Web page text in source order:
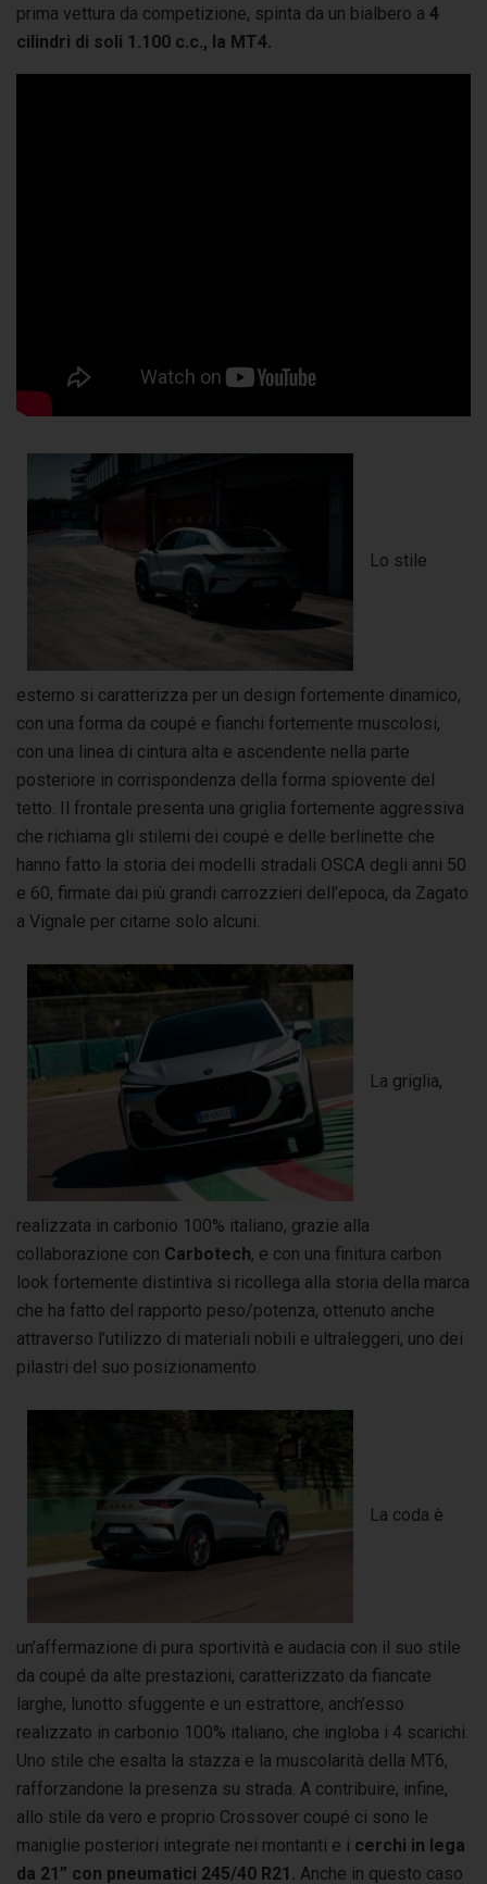
prima vettura da competizione, spinta da un bialbero a 4
cilindri di soli 1.100 c.c., la MT4.
Lo stile
esterno si caratterizza per un design fortemente dinamico,
con una forma da coupé e fianchi fortemente muscolosi,
con una linea di cintura alta e ascendente nella parte
posteriore in corrispondenza della forma spiovente del
tetto. Il frontale presenta una griglia fortemente aggressiva
che richiama gli stilemi dei coupé e delle berlinette che
hanno fatto la storia dei modelli stradali OSCA degli anni 50
e 60, firmate dai più grandi carrozzieri dell’epoca, da Zagato
a Vignale per citarne solo alcuni.
La griglia,
realizzata in carbonio 100% italiano, grazie alla
collaborazione con Carbotech, e con una finitura carbon
look fortemente distintiva si ricollega alla storia della marca
che ha fatto del rapporto peso/potenza, ottenuto anche
attraverso l’utilizzo di materiali nobili e ultraleggeri, uno dei
pilastri del suo posizionamento.
La coda è
un’affermazione di pura sportività e audacia con il suo stile
da coupé da alte prestazioni, caratterizzato da fiancate
larghe, lunotto sfuggente e un estrattore, anch’esso
realizzato in carbonio 100% italiano, che ingloba i 4 scarichi.
Uno stile che esalta la stazza e la muscolarità della MT6,
rafforzandone la presenza su strada. A contribuire, infine,
allo stile da vero e proprio Crossover coupé ci sono le
maniglie posteriori integrate nei montanti e i cerchi in lega
da 21” con pneumatici 245/40 R21. Anche in questo caso